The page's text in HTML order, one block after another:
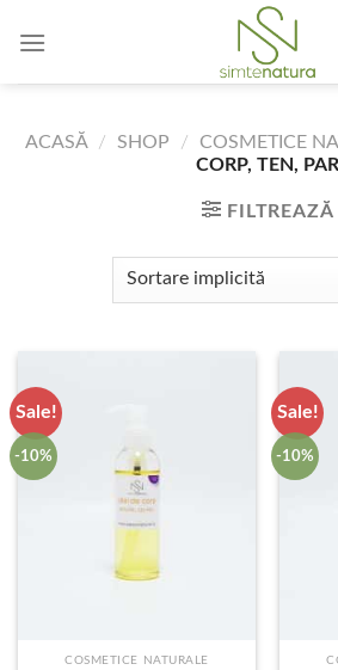
ACASĂ / SHOP / COSMETICE
CORP, TEN, PAR
FILTREAZĂ
Sale!
-10%
COSMETICE NATURALE
Sale!
-10%